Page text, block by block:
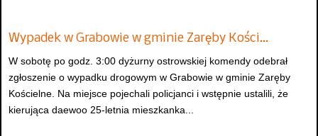
Wypadek w Grabowie w gminie Zaręby Kości…
W sobotę po godz. 3:00 dyżurny ostrowskiej komendy odebrał
zgłoszenie o wypadku drogowym w Grabowie w gminie Zaręby
Kościelne. Na miejsce pojechali policjanci i wstępnie ustalili, że
kierująca daewoo 25-letnia mieszkanka...